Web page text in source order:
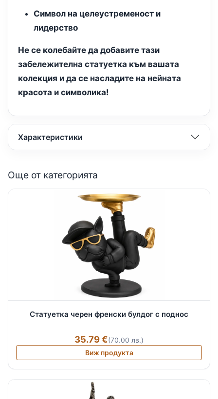
Символ на целеустременост и
лидерство
Не се колебайте да добавите тази
забележителна статуетка към вашата
колекция и да се насладите на нейната
красота и символика!
Характеристики
Още от категорията
Статуетка черен френски булдог с поднос
35.79 €(70.00 лв.)
Виж продукта